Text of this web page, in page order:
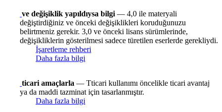
ve değişiklik yapıldıysa bilgi — 4,0 ile materyali
değiştirdiğiniz ve önceki değişiklikleri koruduğunuzu
belirtmeniz gerekir. 3,0 ve önceki lisans sürümlerinde,
değişikliklerin gösterilmesi sadece türetilen eserlerde gerekliydi.
İşaretleme rehberi
Daha fazla bilgi
ticari amaçlarla — Tticari kullanımı öncelikle ticari avantaj
ya da maddi tazminat için tasarlanmıştır.
Daha fazla bilgi